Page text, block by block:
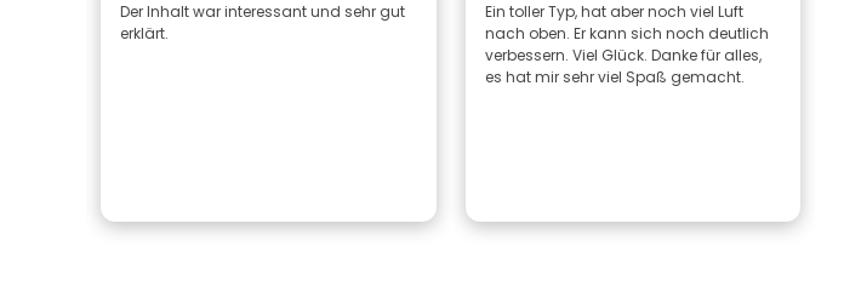
Der Inhalt war interessant und sehr gut
erklärt.
Ein toller Typ, hat aber noch viel Luft
nach oben. Er kann sich noch deutlich
verbessern. Viel Glück. Danke für alles,
es hat mir sehr viel Spaß gemacht.